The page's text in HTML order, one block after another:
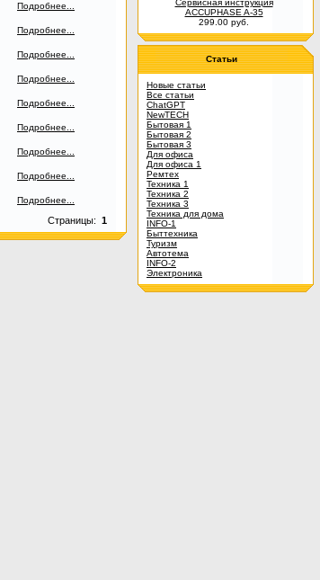
Подробнее...
Подробнее...
Подробнее...
Подробнее...
Подробнее...
Подробнее...
Подробнее...
Подробнее...
Подробнее...
Страницы: 1
Сервисная инструкция
ACCUPHASE A-35
299.00 руб.
Статьи
Новые статьи
Все статьи
ChatGPT
NewTECH
Бытовая 1
Бытовая 2
Бытовая 3
Для офиса
Для офиса 1
Ремтех
Техника 1
Техника 2
Техника 3
Техника для дома
INFO-1
Быттехника
Туризм
Автотема
INFO-2
Электроника